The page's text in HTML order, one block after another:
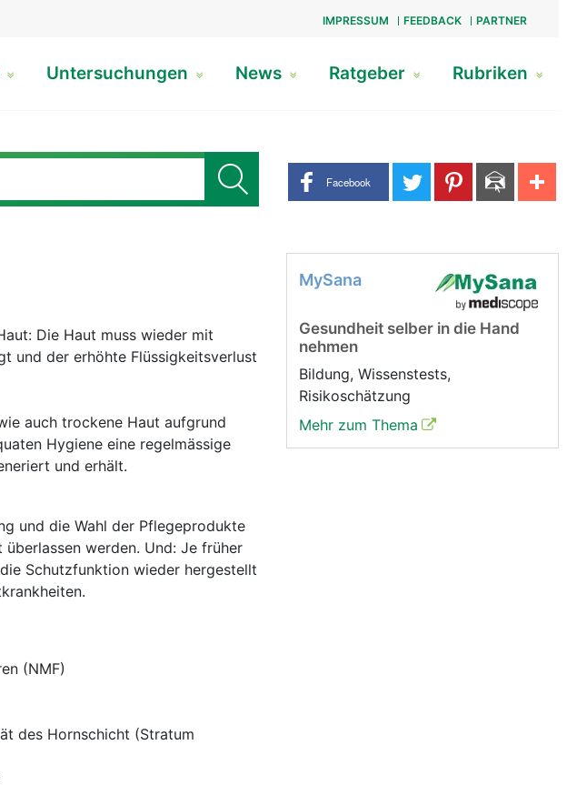
IMPRESSUM FEEDBACK PARTNER
Untersuchungen News Ratgeber Rubriken
Share buttons
Facebook
Die Haut muss wieder mit
und der erhöhte Flüssigkeitsverlust
auch trockene Haut aufgrund
Hygiene eine regelmässige
und erhält.
und die Wahl der Pflegeprodukte
werden. Und: Je früher
Schutzfunktion wieder hergestellt
(NMF)
des Hornschicht (Stratum
MySana
Gesundheit selber in die Hand
nehmen
Bildung, Wissenstests,
Risikoschätzung
Mehr zum Thema